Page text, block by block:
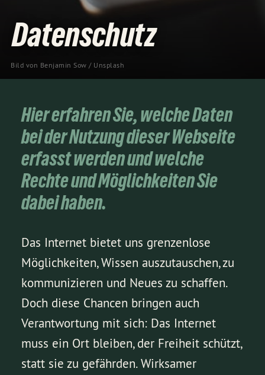
Bild von Benjamin Sow / Unsplash
Datenschutz
Hier erfahren Sie, welche Daten
bei der Nutzung dieser Webseite
erfasst werden und welche
Rechte und Möglichkeiten Sie
dabei haben.
Das Internet bietet uns grenzenlose
Möglichkeiten, Wissen auszutauschen, zu
kommunizieren und Neues zu schaffen.
Doch diese Chancen bringen auch
Verantwortung mit sich: Das Internet
muss ein Ort bleiben, der Freiheit schützt,
statt sie zu gefährden. Wirksamer